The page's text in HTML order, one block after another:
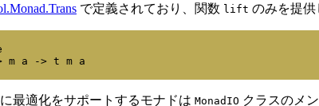
で定義されており、関数 lift のみを提供
最適化をサポートするモナドは MonadIO クラスのメ